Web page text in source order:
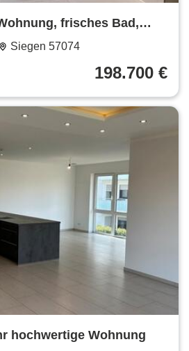
frisches Bad,
Siegen
Siegen 57074
198.700 €
hochwertige Wohnung